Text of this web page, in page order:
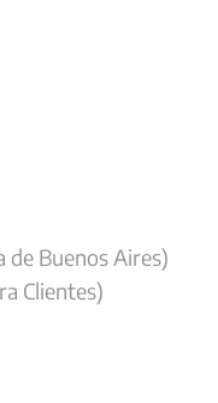
de Buenos Aires)
Clientes)